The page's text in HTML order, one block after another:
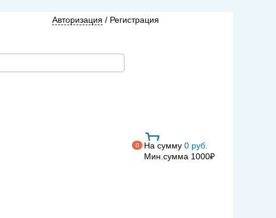
Авторизация / Регистрация
0 На сумму 0 руб.
Мин.сумма 1000₽